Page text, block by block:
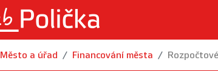
Město a úřad Financování města